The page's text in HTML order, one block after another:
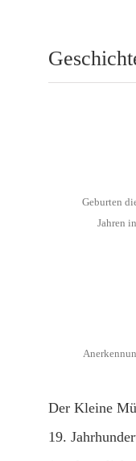
Geburten
Jahren
Der Kleine
19.